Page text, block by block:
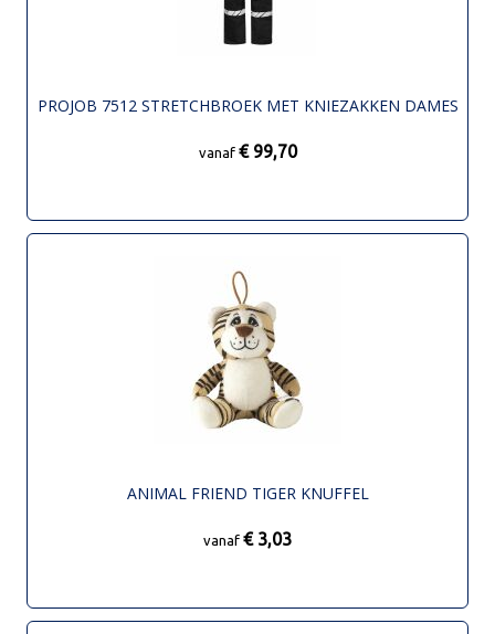
PROJOB 7512 STRETCHBROEK MET KNIEZAKKEN DAMES
vanaf € 99,70
ANIMAL FRIEND TIGER KNUFFEL
vanaf € 3,03